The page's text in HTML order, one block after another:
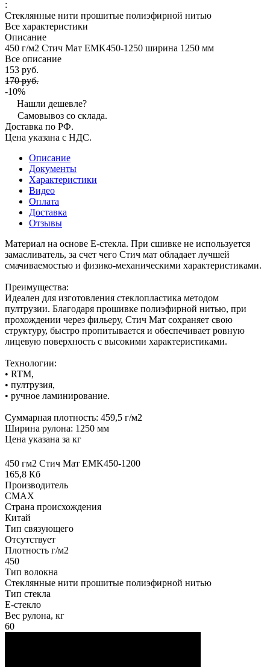
:
Стеклянные нити прошитые полиэфирной нитью
Все характеристики
Описание
450 г/м2 Стич Мат EMK450-1250 ширина 1250 мм
Все описание
153 руб.
170 руб.
-10%
Нашли дешевле?
Самовывоз со склада.
Доставка по РФ.
Цена указана с НДС.
Описание
Документы
Характеристики
Видео
Оплата
Доставка
Отзывы
Материал на основе E-стекла. При сшивке не используется
замасливатель, за счет чего Стич мат обладает лучшей
смачиваемостью и физико-механическими характеристиками.
Преимущества:
Идеален для изготовления стеклопластика методом
пултрузии. Благодаря прошивке полиэфирной нитью, при
прохождении через фильеру, Стич Мат сохраняет свою
структуру, быстро пропитывается и обеспечивает ровную
лицевую поверхность с высокими характеристиками.
Технологии:
• RTM,
• пултрузия,
• ручное ламинирование.
Суммарная плотность: 459,5 г/м2
Ширина рулона: 1250 мм
Цена указана за кг
450 гм2 Стич Мат EMK450-1200
165,8 Кб
Производитель
CMAX
Страна происхождения
Китай
Тип связующего
Отсутствует
Плотность г/м2
450
Тип волокна
Стеклянные нити прошитые полиэфирной нитью
Тип стекла
Е-стекло
Вес рулона, кг
60